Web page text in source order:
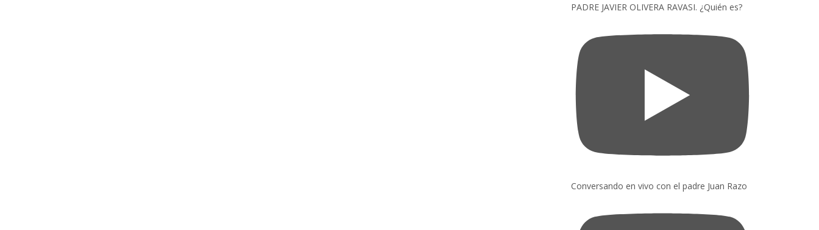
PADRE JAVIER OLIVERA RAVASI. ¿Quién es?
Conversando en vivo con el padre Juan Razo